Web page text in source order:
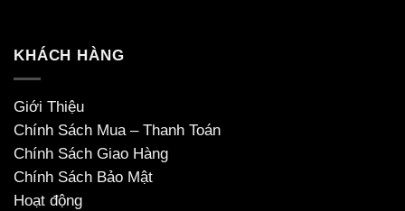
KHÁCH HÀNG
Giới Thiệu
Chính Sách Mua – Thanh Toán
Chính Sách Giao Hàng
Chính Sách Bảo Mật
Hoạt động